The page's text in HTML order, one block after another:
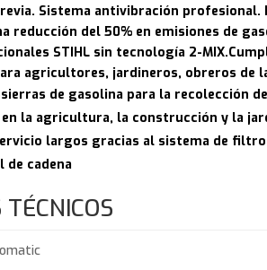
Sistema antivibración profesional.
reducción del 50% en emisiones de
STIHL sin tecnología 2-
agricultores, jardineros, obreros de
de gasolina para la recolección
la agricultura, la construcción y la
largos gracias al sistema de
de cadena